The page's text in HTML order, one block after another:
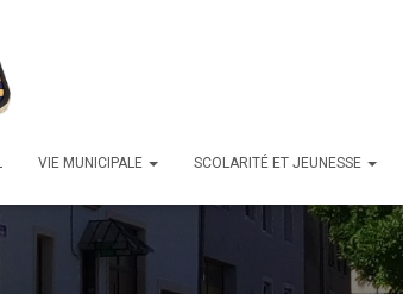
VIE MUNICIPALE SCOLARITÉ ET JEUNESSE